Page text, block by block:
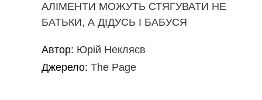
АЛІМЕНТИ МОЖУТЬ СТЯГУВАТИ НЕ
БАТЬКИ, А ДІДУСЬ І БАБУСЯ
Автор: Юрій Некляєв
Джерело:The Page